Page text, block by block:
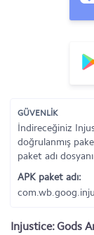
GÜVENLİK
İndireceğiniz
doğrulanmış
paket adı
APK paket adı:
Injustice: Gods